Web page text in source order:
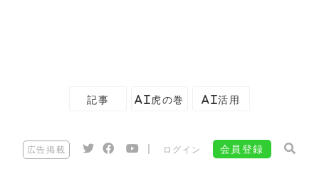
記事 AI虎の巻 AI活用
広告掲載 ログイン 会員登録